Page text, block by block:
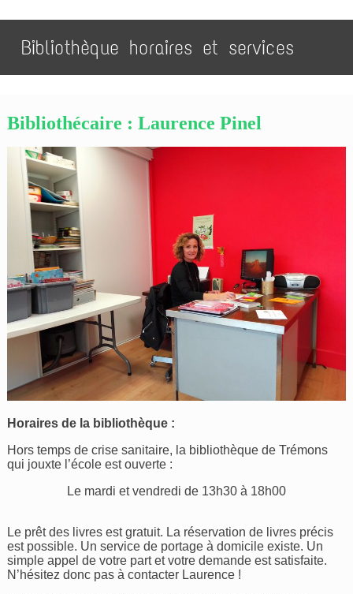
Bibliothèque horaires et services
Bibliothécaire : Laurence Pinel
Horaires de la bibliothèque :
Hors temps de crise sanitaire, la bibliothèque de Trémons
qui jouxte l’école est ouverte :
Le mardi et vendredi de 13h30 à 18h00
Le prêt des livres est gratuit. La réservation de livres précis
est possible. Un service de portage à domicile existe. Un
simple appel de votre part et votre demande est satisfaite.
N’hésitez donc pas à contacter Laurence !